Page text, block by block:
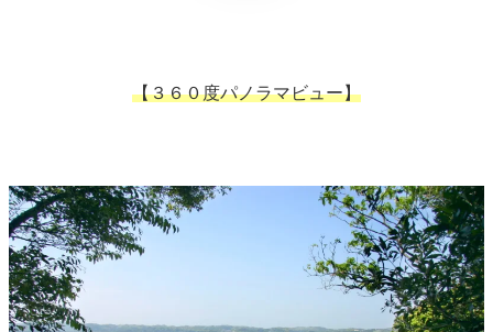
【３６０度パノラマビュー】